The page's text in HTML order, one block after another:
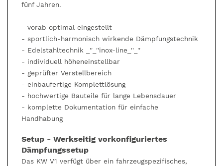
fünf Jahren.
- vorab optimal eingestellt
- sportlich-harmonisch wirkende Dämpfungstechnik
- Edelstahltechnik _''_''inox-line_''_''
- individuell höheneinstellbar
- geprüfter Verstellbereich
- einbaufertige Komplettlösung
- hochwertige Bauteile für lange Lebensdauer
- komplette Dokumentation für einfache
Handhabung
Setup - Werkseitig vorkonfiguriertes
Dämpfungssetup
Das KW V1 verfügt über ein fahrzeugspezifisches,